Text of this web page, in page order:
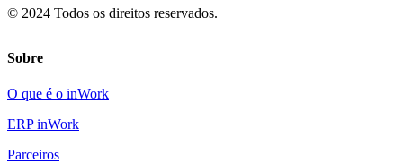
© 2024 Todos os direitos reservados.
Sobre
O que é o inWork
ERP inWork
Parceiros